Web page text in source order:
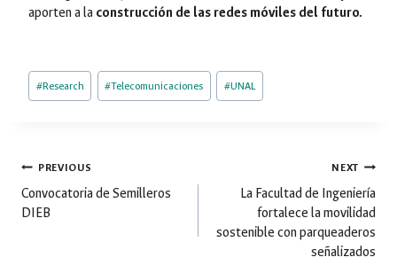
aporten a la construcción de las redes móviles del futuro.
Post
Tags:
#Research #Telecomunicaciones #UNAL
Post
navigation
PREVIOUS
Convocatoria de Semilleros
DIEB
NEXT
La Facultad de Ingeniería
fortalece la movilidad
sostenible con parqueaderos
señalizados